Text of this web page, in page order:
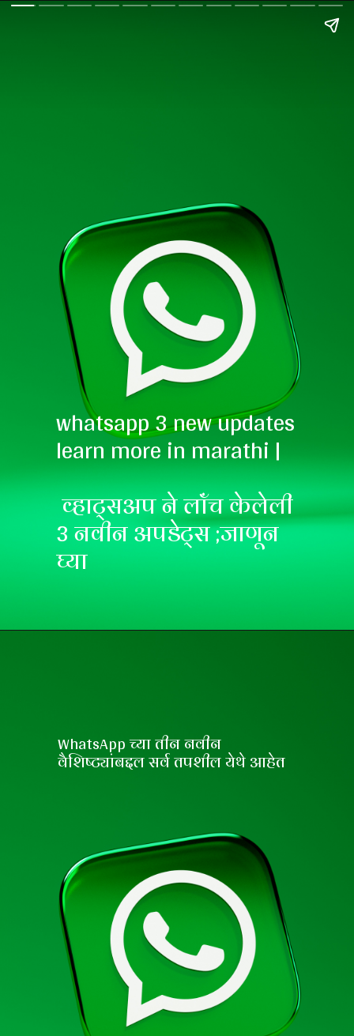
whatsapp 3 new updates
learn more in marathi |
व्हाट्सअप ने लॉंच केलेली
3 नवीन अपडेट्स ;जाणून
घ्या
WhatsApp च्या तीन नवीन
वैशिष्ट्यांबद्दल सर्व तपशील येथे आहेत